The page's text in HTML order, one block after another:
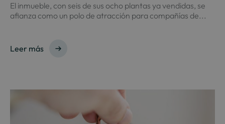
El inmueble, con seis de sus ocho plantas ya vendidas, se
afianza como un polo de atracción para compañías de...
Leer más